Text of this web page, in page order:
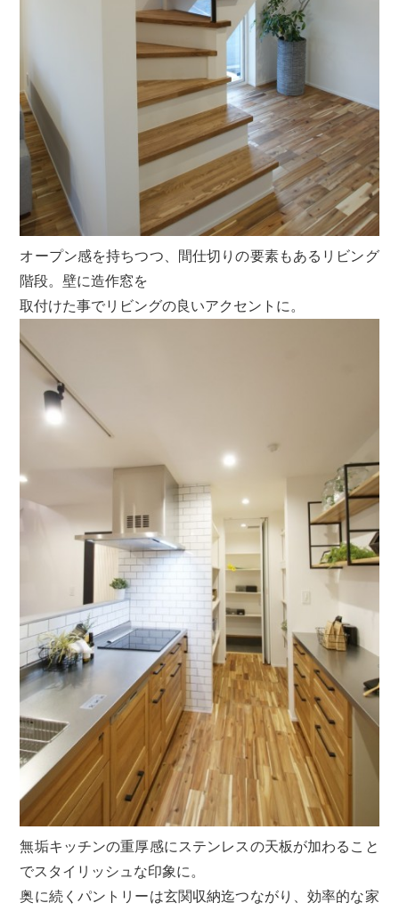
オープン感を持ちつつ、間仕切りの要素もあるリビング
階段。壁に造作窓を
取付けた事でリビングの良いアクセントに。
無垢キッチンの重厚感にステンレスの天板が加わること
でスタイリッシュな印象に。
奥に続くパントリーは玄関収納迄つながり、効率的な家